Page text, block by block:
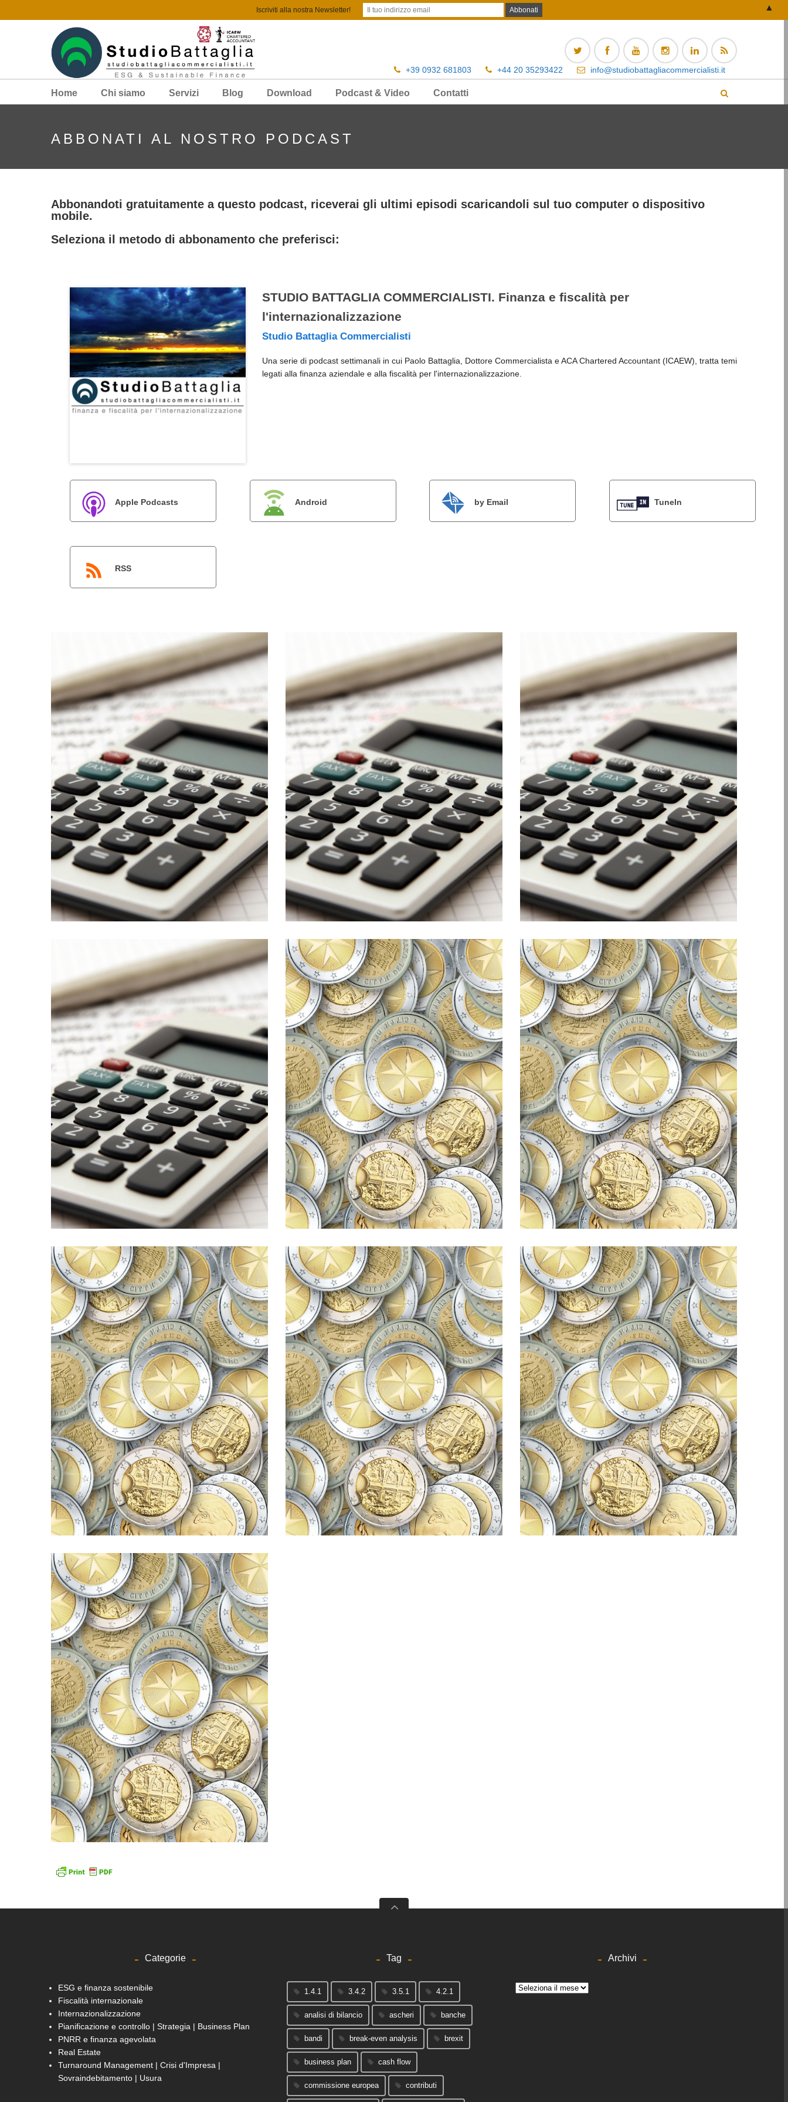
+39 0932 681803 +44 20 35293422 info@studiobattagliacommercialisti.it
Home Chi siamo Servizi Blog Download Podcast & Video Contatti
ABBONATI AL NOSTRO PODCAST
Abbonandoti gratuitamente a questo podcast, riceverai gli ultimi episodi scaricandoli sul tuo computer o dispositivo
mobile.
Seleziona il metodo di abbonamento che preferisci:
STUDIO BATTAGLIA COMMERCIALISTI. Finanza e fiscalità per
l'internazionalizzazione
Studio Battaglia Commercialisti
Una serie di podcast settimanali in cui Paolo Battaglia, Dottore Commercialista e ACA Chartered Accountant (ICAEW), tratta temi
legati alla finanza aziendale e alla fiscalità per l'internazionalizzazione.
Apple Podcasts Android by Email TuneIn
RSS
Podcast 014. Un’impresa chiede
un prestito (p4)
Episodio n° 14 del nostro podcast dedicato alla
finanza aziendale e alla fiscalità per
l’internazionalizzazione, prodotto dallo Studio
Battaglia Commercialisti. Questo episodio è il quarto e
l’ultimo della nostra mini-serie […]
Podcast 013. Un’impresa chiede
un prestito (p3)
Episodio n° 13 del nostro podcast dedicato alla
finanza aziendale e alla fiscalità per
l’internazionalizzazione, prodotto dallo Studio
Battaglia Commercialisti. Questo episodio è il terzo
della nostra mini-serie “Un’impresa chiede […]
Podcast 012. Un’impresa chiede
un prestito (p2)
Episodio n° 12 del nostro podcast dedicato alla
finanza aziendale e alla fiscalità per
l’internazionalizzazione, prodotto dallo Studio
Battaglia Commercialisti. Questo episodio è il
secondo della nostra mini-serie “Un’impresa chiede […]
Podcast 011. Un’impresa chiede
un prestito (p1)
Episodio n° 11 del nostro podcast dedicato alla
finanza aziendale e alla fiscalità per
l’internazionalizzazione, prodotto dallo Studio
Battaglia Commercialisti. In questo episodio,
tratteremo della natura da cui nascono le […]
Podcast 010. Strumenti di
pagamento internazionali (p6). I
servizi di Sace (Simest)
Episodio n° 10 del nostro podcast dedicato alla
finanza aziendale e alla fiscalità per
l’internazionalizzazione, prodotto dallo Studio
Battaglia Commercialisti. In questo episodio, in
particolare, tratteremo dei servizi offerti da […]
Podcast 009. Strumenti di
pagamento internazionali (p5).
Forfaiting e factoring.
Episodio n° 9 del nostro podcast dedicato alla finanza
aziendale e alla fiscalità per l’internazionalizzazione,
prodotto dallo Studio Battaglia Commercialisti.
Questo episodio fa parte di una piccola serie in cui […]
Podcast 008. Strumenti di
pagamento internazionali (p4). La
lettera di credito.
Questo è l’episodio n° 8 del nostro podcast dedicato
alla finanza aziendale e alla fiscalità per
l’internazionalizzazione, prodotto dallo Studio
Battaglia Commercialisti, e il primo dopo la pausa
estiva. Questo […]
Podcast 007. Strumenti di
pagamento internazionali (p3).
Assegni e cambiali internazionali.
Episodio n° 7 del nostro podcast dedicato alla finanza
aziendale e alla fiscalità per l’internazionalizzazione,
prodotto dallo Studio Battaglia Commercialisti.
Questo è l’ultimo episodio prima della pausa estiva. La
programmazione […]
Podcast 006. Strumenti di
pagamento internazionali (p2). Il
bonifico internazionale
Episodio n° 6 del nostro podcast dedicato alla finanza
aziendale e alla fiscalità per l’internazionalizzazione,
prodotto dallo Studio Battaglia Commercialisti.
Questo episodio fa parte di una piccola serie in cui […]
Podcast 005. Strumenti di
pagamento internazionali (p1). Il
rischio
Episodio n° 5 del podcast dedicato alla finanza
aziendale e alla fiscalità per l’internazionalizzazione,
prodotto dallo Studio Battaglia Commercialisti. Potete
iscrivervi al Podcast qui. Con questo nuovo episodio
iniziamo una […]
Categorie
ESG e finanza sostenibile
Fiscalità internazionale
Internazionalizzazione
Pianificazione e controllo | Strategia | Business Plan
PNRR e finanza agevolata
Real Estate
Turnaround Management | Crisi d'Impresa |
Sovraindebitamento | Usura
Tag
1.4.1 3.4.2 3.5.1 4.2.1
analisi di bilancio ascheri banche
bandi break-even analysis brexit
business plan cash flow
commissione europea contributi
Archivi
Archivi
Iscriviti alla nostra Newsletter! ▲